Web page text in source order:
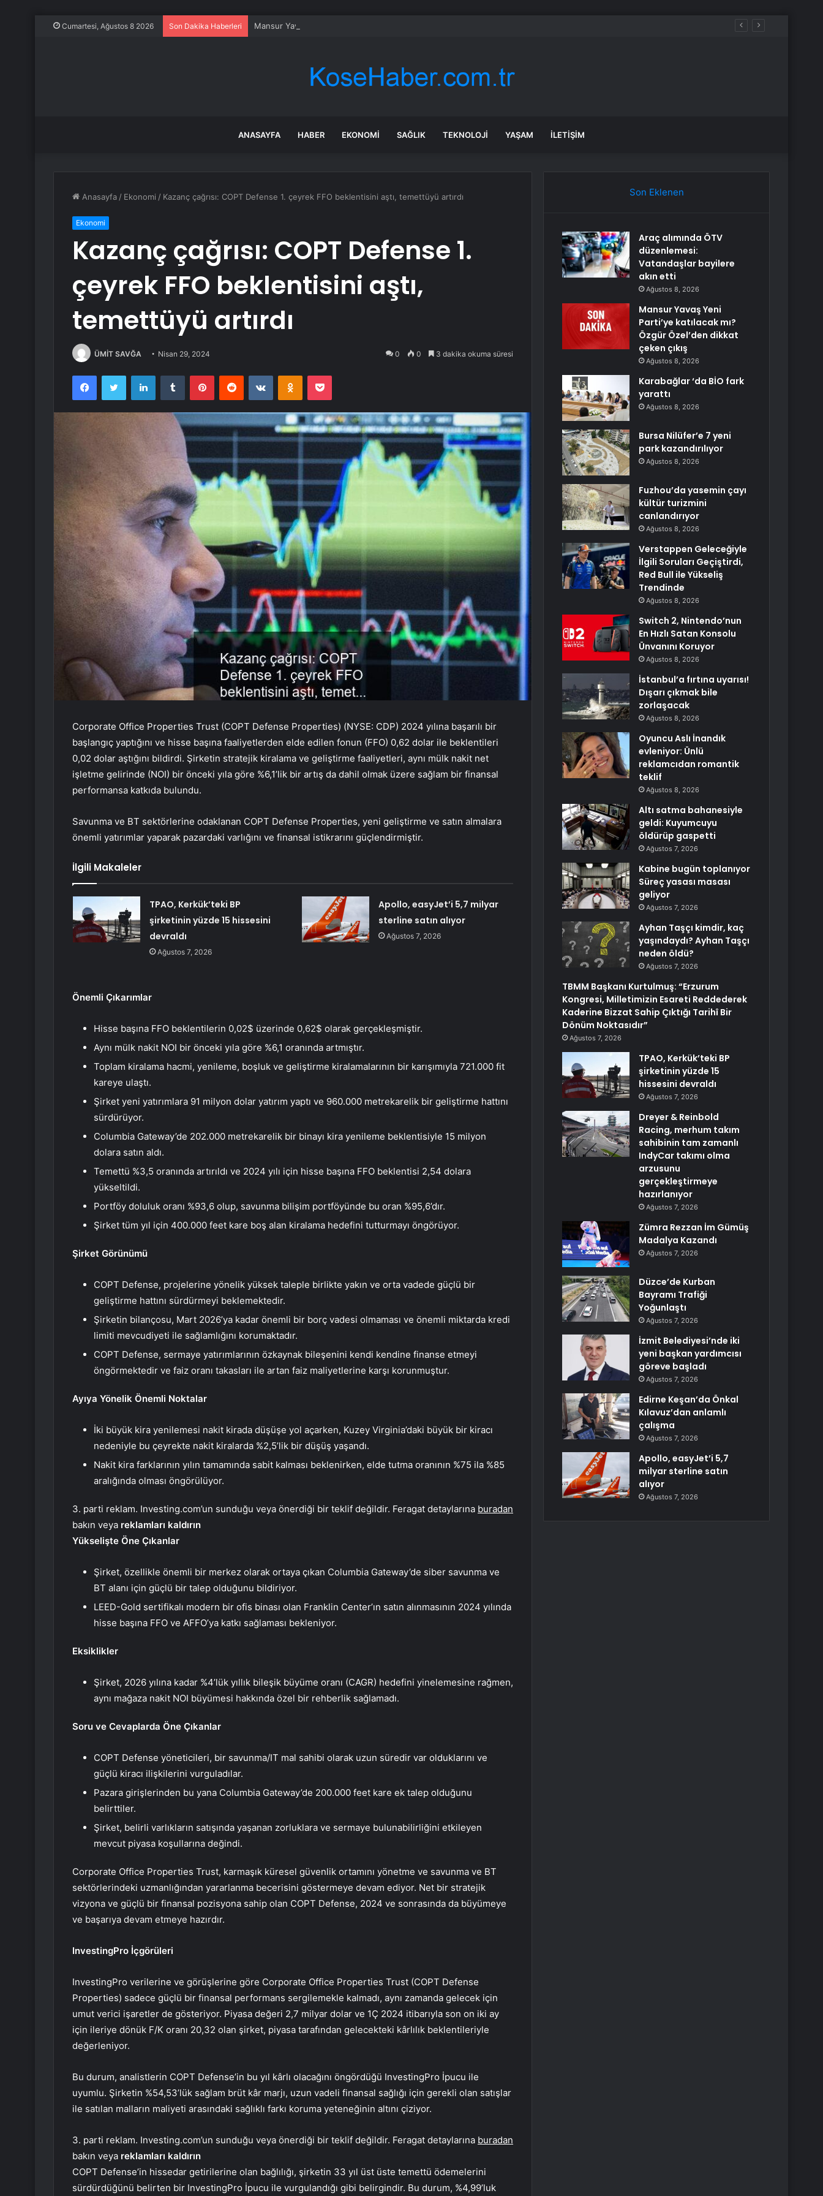
Cumartesi, Ağustos 8 2026 Son Dakika Haberleri Mansur Yavaş Yeni Parti’ye katılacak mı? Özgür Özel’den dikkat çeken çıkış
ANASAYFA HABER EKONOMI SAĞLIK TEKNOLOJI YAŞAM İLETIŞIM
Anasayfa / Ekonomi / Kazanç çağrısı: COPT Defense 1. çeyrek FFO beklentisini aştı, temettüyü artırdı
Ekonomi
Kazanç çağrısı: COPT Defense 1.
çeyrek FFO beklentisini aştı,
temettüyü artırdı
ÜMİT SAVĞA Nisan 29, 2024 0 0 3 dakika okuma süresi
FacebookTwitter LinkedInTumblr PinterestReddit VKontakteOdnoklassniki
Pocket
Corporate Office Properties Trust (COPT Defense Properties) (NYSE: CDP) 2024 yılına başarılı bir
başlangıç yaptığını ve hisse başına faaliyetlerden elde edilen fonun (FFO) 0,62 dolar ile beklentileri
0,02 dolar aştığını bildirdi. Şirketin stratejik kiralama ve geliştirme faaliyetleri, aynı mülk nakit net
işletme gelirinde (NOI) bir önceki yıla göre %6,1’lik bir artış da dahil olmak üzere sağlam bir finansal
performansa katkıda bulundu.
Savunma ve BT sektörlerine odaklanan COPT Defense Properties, yeni geliştirme ve satın almalara
önemli yatırımlar yaparak pazardaki varlığını ve finansal istikrarını güçlendirmiştir.
İlgili Makaleler
TPAO, Kerkük’teki BP
şirketinin yüzde 15 hissesini
devraldı
Ağustos 7, 2026
Apollo, easyJet’i 5,7 milyar
sterline satın alıyor
Ağustos 7, 2026
Önemli Çıkarımlar
Hisse başına FFO beklentilerin 0,02$ üzerinde 0,62$ olarak gerçekleşmiştir.
Aynı mülk nakit NOI bir önceki yıla göre %6,1 oranında artmıştır.
Toplam kiralama hacmi, yenileme, boşluk ve geliştirme kiralamalarının bir karışımıyla 721.000 fit
kareye ulaştı.
Şirket yeni yatırımlara 91 milyon dolar yatırım yaptı ve 960.000 metrekarelik bir geliştirme hattını
sürdürüyor.
Columbia Gateway’de 202.000 metrekarelik bir binayı kira yenileme beklentisiyle 15 milyon
dolara satın aldı.
Temettü %3,5 oranında artırıldı ve 2024 yılı için hisse başına FFO beklentisi 2,54 dolara
yükseltildi.
Portföy doluluk oranı %93,6 olup, savunma bilişim portföyünde bu oran %95,6’dır.
Şirket tüm yıl için 400.000 feet kare boş alan kiralama hedefini tutturmayı öngörüyor.
Şirket Görünümü
COPT Defense, projelerine yönelik yüksek taleple birlikte yakın ve orta vadede güçlü bir
geliştirme hattını sürdürmeyi beklemektedir.
Şirketin bilançosu, Mart 2026’ya kadar önemli bir borç vadesi olmaması ve önemli miktarda kredi
limiti mevcudiyeti ile sağlamlığını korumaktadır.
COPT Defense, sermaye yatırımlarının özkaynak bileşenini kendi kendine finanse etmeyi
öngörmektedir ve faiz oranı takasları ile artan faiz maliyetlerine karşı korunmuştur.
Ayıya Yönelik Önemli Noktalar
İki büyük kira yenilemesi nakit kirada düşüşe yol açarken, Kuzey Virginia’daki büyük bir kiracı
nedeniyle bu çeyrekte nakit kiralarda %2,5’lik bir düşüş yaşandı.
Nakit kira farklarının yılın tamamında sabit kalması beklenirken, elde tutma oranının %75 ila %85
aralığında olması öngörülüyor.
3. parti reklam. Investing.com’un sunduğu veya önerdiği bir teklif değildir. Feragat detaylarına buradan
bakın veya reklamları kaldırın
Yükselişte Öne Çıkanlar
Şirket, özellikle önemli bir merkez olarak ortaya çıkan Columbia Gateway’de siber savunma ve
BT alanı için güçlü bir talep olduğunu bildiriyor.
LEED-Gold sertifikalı modern bir ofis binası olan Franklin Center’ın satın alınmasının 2024 yılında
hisse başına FFO ve AFFO’ya katkı sağlaması bekleniyor.
Eksiklikler
Şirket, 2026 yılına kadar %4’lük yıllık bileşik büyüme oranı (CAGR) hedefini yinelemesine rağmen,
aynı mağaza nakit NOI büyümesi hakkında özel bir rehberlik sağlamadı.
Soru ve Cevaplarda Öne Çıkanlar
COPT Defense yöneticileri, bir savunma/IT mal sahibi olarak uzun süredir var olduklarını ve
güçlü kiracı ilişkilerini vurguladılar.
Pazara girişlerinden bu yana Columbia Gateway’de 200.000 feet kare ek talep olduğunu
belirttiler.
Şirket, belirli varlıkların satışında yaşanan zorluklara ve sermaye bulunabilirliğini etkileyen
mevcut piyasa koşullarına değindi.
Corporate Office Properties Trust, karmaşık küresel güvenlik ortamını yönetme ve savunma ve BT
sektörlerindeki uzmanlığından yararlanma becerisini göstermeye devam ediyor. Net bir stratejik
vizyona ve güçlü bir finansal pozisyona sahip olan COPT Defense, 2024 ve sonrasında da büyümeye
ve başarıya devam etmeye hazırdır.
InvestingPro İçgörüleri
InvestingPro verilerine ve görüşlerine göre Corporate Office Properties Trust (COPT Defense
Properties) sadece güçlü bir finansal performans sergilemekle kalmadı, aynı zamanda gelecek için
umut verici işaretler de gösteriyor. Piyasa değeri 2,7 milyar dolar ve 1Ç 2024 itibarıyla son on iki ay
için ileriye dönük F/K oranı 20,32 olan şirket, piyasa tarafından gelecekteki kârlılık beklentileriyle
değerleniyor.
Bu durum, analistlerin COPT Defense’in bu yıl kârlı olacağını öngördüğü InvestingPro İpucu ile
uyumlu. Şirketin %54,53’lük sağlam brüt kâr marjı, uzun vadeli finansal sağlığı için gerekli olan satışlar
ile satılan malların maliyeti arasındaki sağlıklı farkı koruma yeteneğinin altını çiziyor.
3. parti reklam. Investing.com’un sunduğu veya önerdiği bir teklif değildir. Feragat detaylarına buradan
bakın veya reklamları kaldırın
COPT Defense’in hissedar getirilerine olan bağlılığı, şirketin 33 yıl üst üste temettü ödemelerini
sürdürdüğünü belirten bir InvestingPro İpucu ile vurgulandığı gibi belirgindir. Bu durum, %4,99’luk
Son Eklenen
Araç alımında ÖTV
düzenlemesi:
Vatandaşlar bayilere
akın etti
Ağustos 8, 2026
Mansur Yavaş Yeni
Parti’ye katılacak mı?
Özgür Özel’den dikkat
çeken çıkış
Ağustos 8, 2026
Karabağlar ‘da BİO fark
yarattı
Ağustos 8, 2026
Bursa Nilüfer’e 7 yeni
park kazandırılıyor
Ağustos 8, 2026
Fuzhou’da yasemin çayı
kültür turizmini
canlandırıyor
Ağustos 8, 2026
Verstappen Geleceğiyle
İlgili Soruları Geçiştirdi,
Red Bull ile Yükseliş
Trendinde
Ağustos 8, 2026
Switch 2, Nintendo’nun
En Hızlı Satan Konsolu
Ünvanını Koruyor
Ağustos 8, 2026
İstanbul’a fırtına uyarısı!
Dışarı çıkmak bile
zorlaşacak
Ağustos 8, 2026
Oyuncu Aslı İnandık
evleniyor: Ünlü
reklamcıdan romantik
teklif
Ağustos 8, 2026
Altı satma bahanesiyle
geldi: Kuyumcuyu
öldürüp gaspetti
Ağustos 7, 2026
Kabine bugün toplanıyor
Süreç yasası masası
geliyor
Ağustos 7, 2026
Ayhan Taşçı kimdir, kaç
yaşındaydı? Ayhan Taşçı
neden öldü?
Ağustos 7, 2026
TBMM Başkanı Kurtulmuş: “Erzurum
Kongresi, Milletimizin Esareti Reddederek
Kaderine Bizzat Sahip Çıktığı Tarihî Bir
Dönüm Noktasıdır”
Ağustos 7, 2026
TPAO, Kerkük’teki BP
şirketinin yüzde 15
hissesini devraldı
Ağustos 7, 2026
Dreyer & Reinbold
Racing, merhum takım
sahibinin tam zamanlı
IndyCar takımı olma
arzusunu
gerçekleştirmeye
hazırlanıyor
Ağustos 7, 2026
Zümra Rezzan İm Gümüş
Madalya Kazandı
Ağustos 7, 2026
Düzce’de Kurban
Bayramı Trafiği
Yoğunlaştı
Ağustos 7, 2026
İzmit Belediyesi’nde iki
yeni başkan yardımcısı
göreve başladı
Ağustos 7, 2026
Edirne Keşan’da Önkal
Kılavuz’dan anlamlı
çalışma
Ağustos 7, 2026
Apollo, easyJet’i 5,7
milyar sterline satın
alıyor
Ağustos 7, 2026